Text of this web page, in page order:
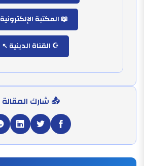
📖 المكتبة الإلكترونية
☪️ القناة الدينية
📤 شارك المقالة